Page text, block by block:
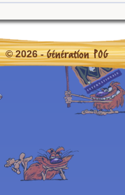
© 2026 -Génération POG